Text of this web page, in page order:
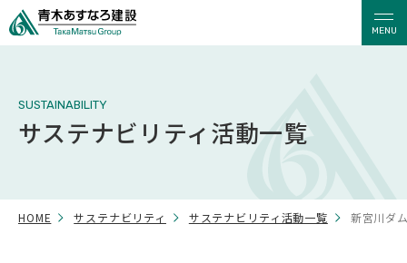
MENU
SUSTAINABILITY
サステナビリティ活動一覧
HOME サステナビリティ サステナビリティ活動一覧 新宮川ダ